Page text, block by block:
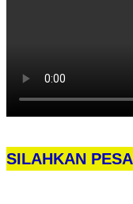
SILAHKAN